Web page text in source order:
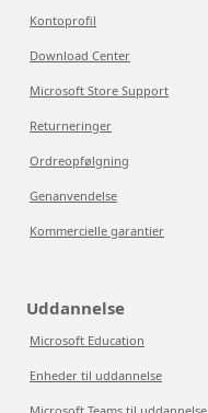
Kontoprofil
Download Center
Microsoft Store Support
Returneringer
Ordreopfølgning
Genanvendelse
Kommercielle garantier
Uddannelse
Microsoft Education
Enheder til uddannelse